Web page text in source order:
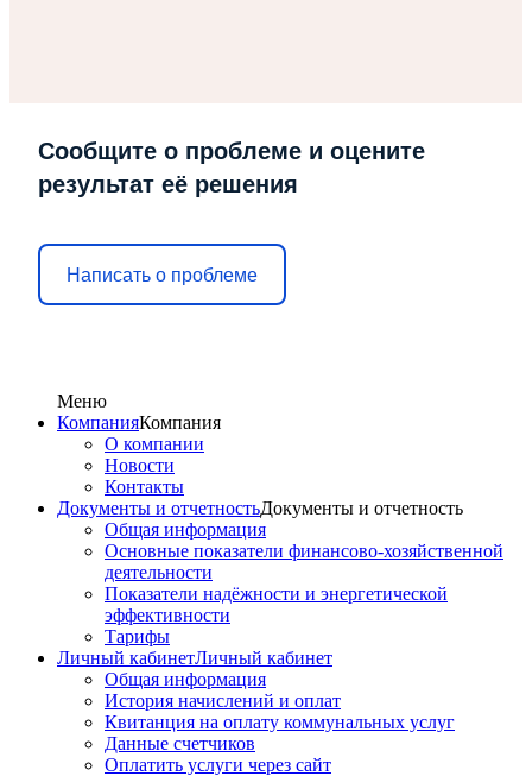
Сообщите о проблеме и оцените
результат её решения
Написать о проблеме
Меню
КомпанияКомпания
О компании
Новости
Контакты
Документы и отчетностьДокументы и отчетность
Общая информация
Основные показатели финансово-хозяйственной
деятельности
Показатели надёжности и энергетической
эффективности
Тарифы
Личный кабинетЛичный кабинет
Общая информация
История начислений и оплат
Квитанция на оплату коммунальных услуг
Данные счетчиков
Оплатить услуги через сайт